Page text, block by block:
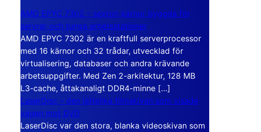
AMD EPYC 7302 – sexton kärnor byggda för
servrar och tunga arbetsstationer
AMD EPYC 7302 är en kraftfull serverprocessor
med 16 kärnor och 32 trådar, utvecklad för
virtualisering, databaser och andra krävande
arbetsuppgifter. Med Zen 2-arkitektur, 128 MB
L3-cache, åttakanaligt DDR4-minne […]
LaserDisc – den jättelika filmskivan som visade
vägen mot DVD
LaserDisc var den stora, blanka videoskivan som